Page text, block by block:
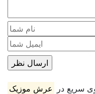
سریع در عرش موزیک